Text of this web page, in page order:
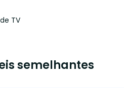
TV
semelhantes